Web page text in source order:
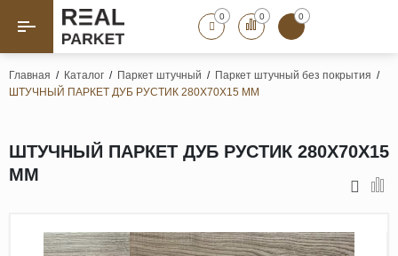
Назад Назад
Штучный паркет
Инженерная доска
0 0 0
Главная / Каталог / Паркет штучный / Паркет штучный без покрытия /
ШТУЧНЫЙ ПАРКЕТ ДУБ РУСТИК 280Х70Х15 ММ
ШТУЧНЫЙ ПАРКЕТ ДУБ РУСТИК 280Х70Х15
ММ